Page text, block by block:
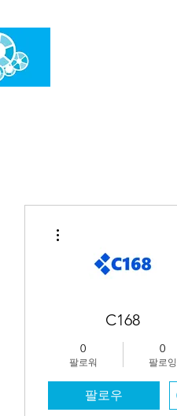
C168
0
팔로워
0
팔로잉
팔로우